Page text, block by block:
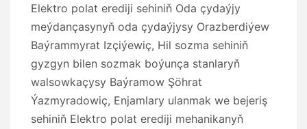
Elektro polat erediji sehiniň Oda çydaýjy
meýdançasynyň oda çydaýjysy Orazberdiýew
Baýrammyrat Izçiýewiç, Hil sozma sehiniň
gyzgyn bilen sozmak boýunça stanlaryň
walsowkaçysy Baýramow Şöhrat
Ýazmyradowiç, Enjamlary ulanmak we bejeriş
sehiniň Elektro polat erediji mehanikanyň